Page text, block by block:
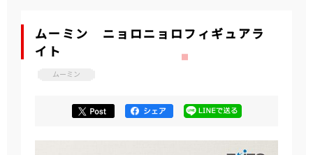
ムーミン ニョロニョロフィギュアラ
イト
ムーミン